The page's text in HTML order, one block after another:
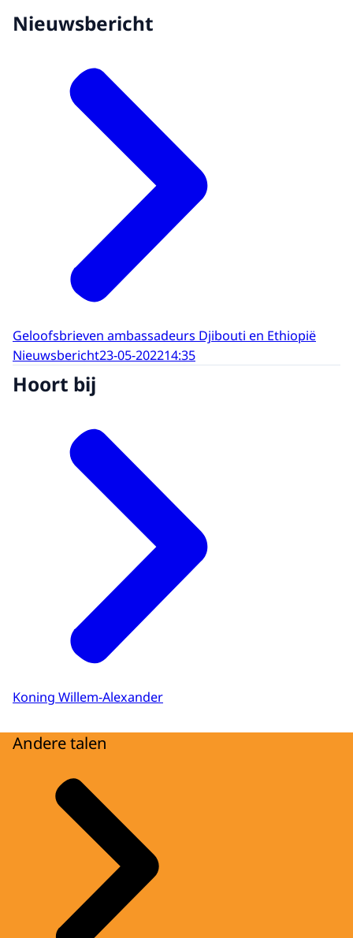
Nieuwsbericht
Geloofsbrieven ambassadeurs Djibouti en Ethiopië
Nieuwsbericht23-05-202214:35
Hoort bij
Koning Willem-Alexander
Andere talen